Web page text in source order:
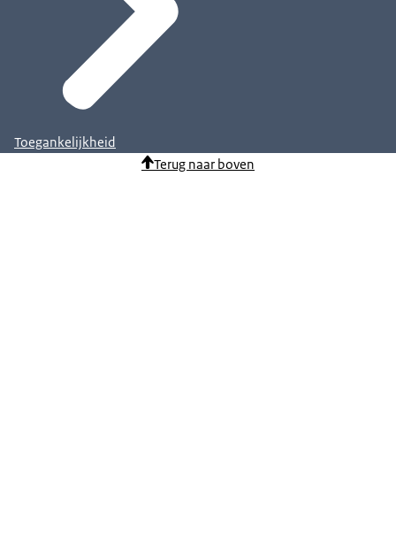
Toegankelijkheid
Terug naar boven